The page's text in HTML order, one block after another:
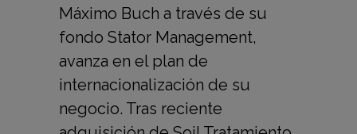
Máximo Buch a través de su
fondo Stator Management,
avanza en el plan de
internacionalización de su
negocio. Tras reciente